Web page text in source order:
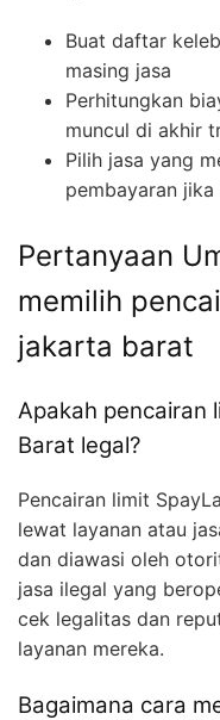
Buat daftar
masing jasa
Perhitungkan
muncul di akhir
Pilih jasa yang
pembayaran
Pertanyaan
memilih
jakarta barat
Apakah pencairan
Barat legal?
Pencairan limit
lewat layanan atau
dan diawasi oleh
jasa ilegal yang
cek legalitas dan
layanan mereka.
Bagaimana cara